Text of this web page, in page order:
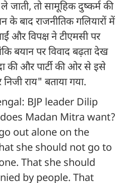
जाती, तो सामूहिक दुष्कर्म की
के बाद राजनीतिक गलियारों में
और विपक्ष ने टीएमसी पर
बयान पर विवाद बढ़ता देख
की और पार्टी की ओर से इसे
राय" बताया गया.
BJP leader Dilip
Madan Mitra want?
out alone on the
she should not go to
That she should
by people. That